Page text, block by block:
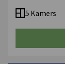
5 Kamers